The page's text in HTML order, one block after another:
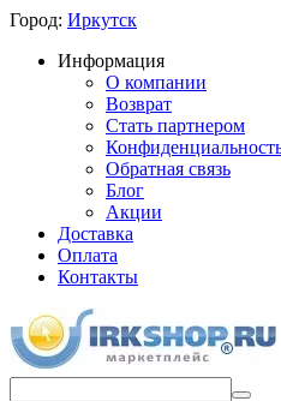
Город: Иркутск
Информация
О компании
Возврат
Стать партнером
Обратная связь
Блог
Акции
Доставка
Оплата
Контакты